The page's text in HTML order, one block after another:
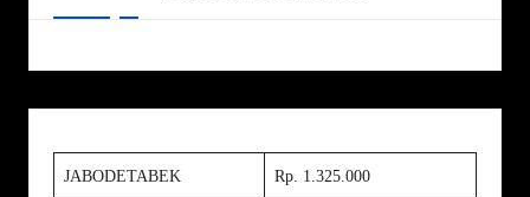
JABODETABEK Rp. 1.325.000